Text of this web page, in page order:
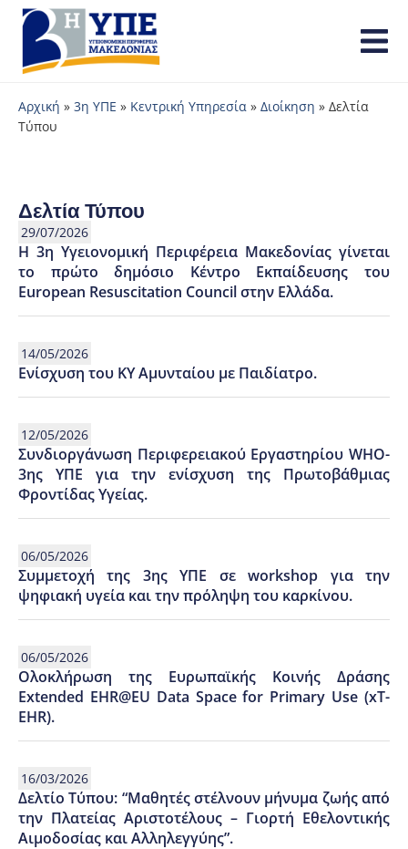
Αρχική » 3η ΥΠΕ » Κεντρική Υπηρεσία » Διοίκηση » Δελτία
Τύπου
Δελτία Τύπου
29/07/2026
Η 3η Υγειονομική Περιφέρεια Μακεδονίας γίνεται
το πρώτο δημόσιο Κέντρο Εκπαίδευσης του
European Resuscitation Council στην Ελλάδα.
14/05/2026
Ενίσχυση του ΚΥ Αμυνταίου με Παιδίατρο.
12/05/2026
Συνδιοργάνωση Περιφερειακού Εργαστηρίου WHO-
3ης ΥΠΕ για την ενίσχυση της Πρωτοβάθμιας
Φροντίδας Υγείας.
06/05/2026
Συμμετοχή της 3ης ΥΠΕ σε workshop για την
ψηφιακή υγεία και την πρόληψη του καρκίνου.
06/05/2026
Ολοκλήρωση της Ευρωπαϊκής Κοινής Δράσης
Extended EHR@EU Data Space for Primary Use (xT-
EHR).
16/03/2026
Δελτίο Τύπου: “Μαθητές στέλνουν μήνυμα ζωής από
την Πλατείας Αριστοτέλους – Γιορτή Εθελοντικής
Αιμοδοσίας και Αλληλεγγύης”.